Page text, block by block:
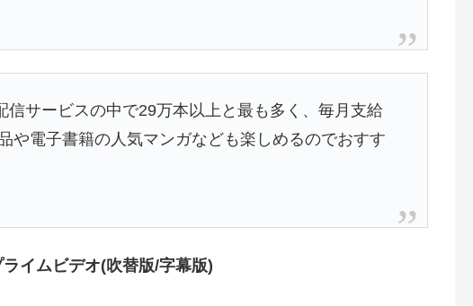
サービスの中で29万本以上と最も多く、毎月支給
や電子書籍の人気マンガなども楽しめるのでおすす
イムビデオ(吹替版/字幕版)